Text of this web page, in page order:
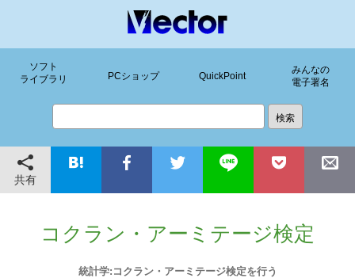
ソフト
ライブラリ
PCショップ QuickPoint
みんなの
電子署名
共有
コクラン・アーミテージ検定
統計学:コクラン・アーミテージ検定を行う